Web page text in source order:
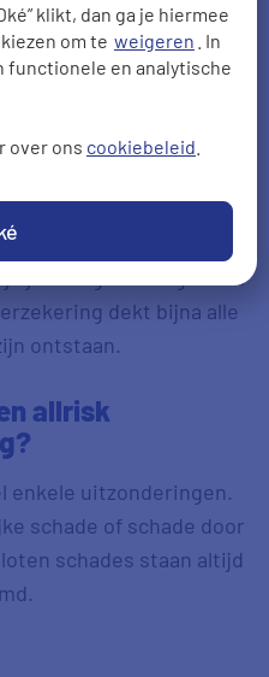
klikt, dan ga je hiermee
om te weigeren . In
functionele en analytische
over ons cookiebeleid
om? Met een allrisk
je hier geen zorgen om
dekt bijna alle
ontstaan.
allrisk
enkele uitzonderingen.
schade of schade door
schades staan altijd